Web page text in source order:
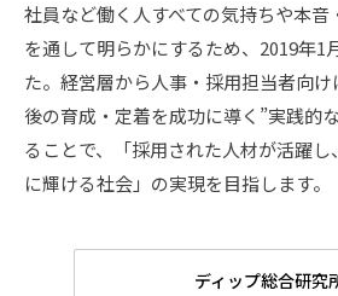
社員など働く人すべての気持ちや本
を通して明らかにするため、2019年1
た。経営層から人事・採用担当者向け
後の育成・定着を成功に導く”実践的
ることで、「採用された人材が活躍
に輝ける社会」の実現を目指します。
ディップ総合研究